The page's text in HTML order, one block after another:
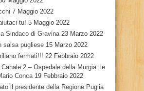
7 Maggio 2022
tu! 5 Maggio 2022
Sindaco di Gravina 23 Marzo 2022
salsa pugliese 15 Marzo 2022
fermati!!! 22 Febbraio 2022
2 – Ospedale della Murgia: le
Conca 19 Febbraio 2022
il presidente della Regione Puglia